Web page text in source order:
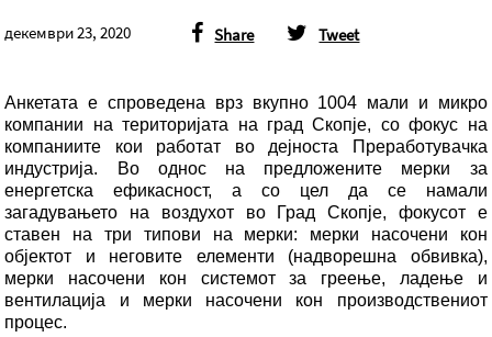
декември 23, 2020 Share Tweet
Анкетата е спроведена врз вкупно 1004 мали и микро
компании на територијата на град Скопје, со фокус на
компаниите кои работат во дејноста Преработувачка
индустрија.
Во однос на предложените мерки за
енергетска ефикасност, а со цел да се намали
загадувањето на воздухот во Град Скопје, фокусот е
ставен на три типови на мерки: мерки насочени кон
објектот и неговите елементи (надворешна обвивка),
мерки насочени кон системот за греење, ладење и
вентилација и мерки насочени кон производствениот
процес.